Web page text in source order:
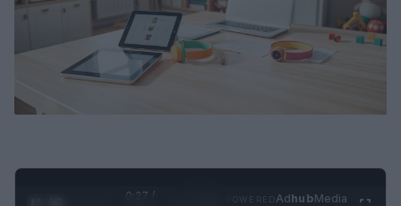
0:28 /
AdhubMedia